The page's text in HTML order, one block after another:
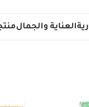
العناية والجمال